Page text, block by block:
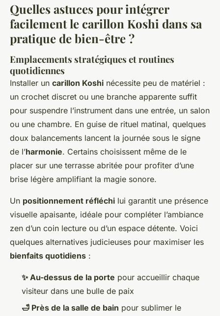
Quelles astuces pour intégrer
facilement le carillon Koshi dans sa
pratique de bien-être ?
Emplacements stratégiques et routines
quotidiennes
Installer un carillon Koshi nécessite peu de matériel :
un crochet discret ou une branche apparente suffit
pour suspendre l’instrument dans une entrée, un salon
ou une chambre. En guise de rituel matinal, quelques
doux balancements lancent la journée sous le signe
de l’harmonie. Certains choisissent même de le
placer sur une terrasse abritée pour profiter d’une
brise légère amplifiant la magie sonore.
Un positionnement réfléchi lui garantit une présence
visuelle apaisante, idéale pour compléter l’ambiance
zen d’un coin lecture ou d’un espace détente. Voici
quelques alternatives judicieuses pour maximiser les
bienfaits quotidiens :
✨ Au-dessus de la porte pour accueillir chaque
visiteur dans une bulle de paix
🛁 Près de la salle de bain pour sublimer le